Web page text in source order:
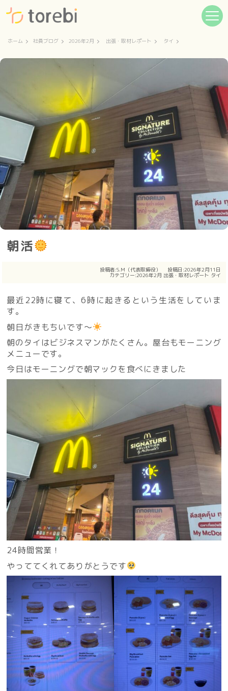
ホーム 社員ブログ 2026年2月 出張・取材レポート タイ
朝活
投稿者:S.M（代表取締役） 投稿日:2026年2月11日
カテゴリー:2026年2月 出張・取材レポート タイ
最近22時に寝て、6時に起きるという生活をしていま
す。
朝日がきもちいです〜
朝のタイはビジネスマンがたくさん。屋台もモーニング
メニューです。
今日はモーニングで朝マックを食べにきました
24時間営業！
やっててくれてありがとうです